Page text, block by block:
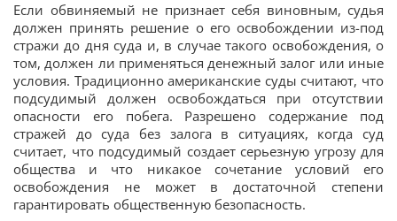
Если обвиняемый не признает себя виновным, судья
должен принять решение о его освобождении из-под
стражи до дня суда и, в случае такого освобождения, о
том, должен ли применяться денежный залог или иные
условия. Традиционно американские суды считают, что
подсудимый должен освобождаться при отсутствии
опасности его побега. Разрешено содержание под
стражей до суда без залога в ситуациях, когда суд
считает, что подсудимый создает серьезную угрозу для
общества и что никакое сочетание условий его
освобождения не может в достаточной степени
гарантировать общественную безопасность.